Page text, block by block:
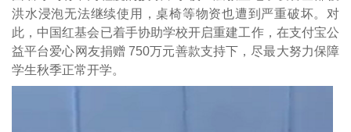
洪水浸泡无法继续使用，桌椅等物资也遭到严重破坏。对
此，中国红基会已着手协助学校开启重建工作，在支付宝公
益平台爱心网友捐赠 750万元善款支持下，尽最大努力保障
学生秋季正常开学。